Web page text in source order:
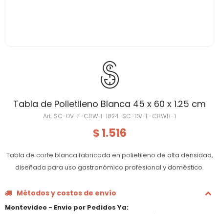
Tabla de Polietileno Blanca 45 x 60 x 1.25 cm
SC-DV-F-CBWH-1824-SC-DV-F-CBWH-1
$ 1.516
Tabla de corte blanca fabricada en polietileno de alta densidad,
diseñada para uso gastronómico profesional y doméstico.
Métodos y costos de envío
Montevideo - Envio por Pedidos Ya: